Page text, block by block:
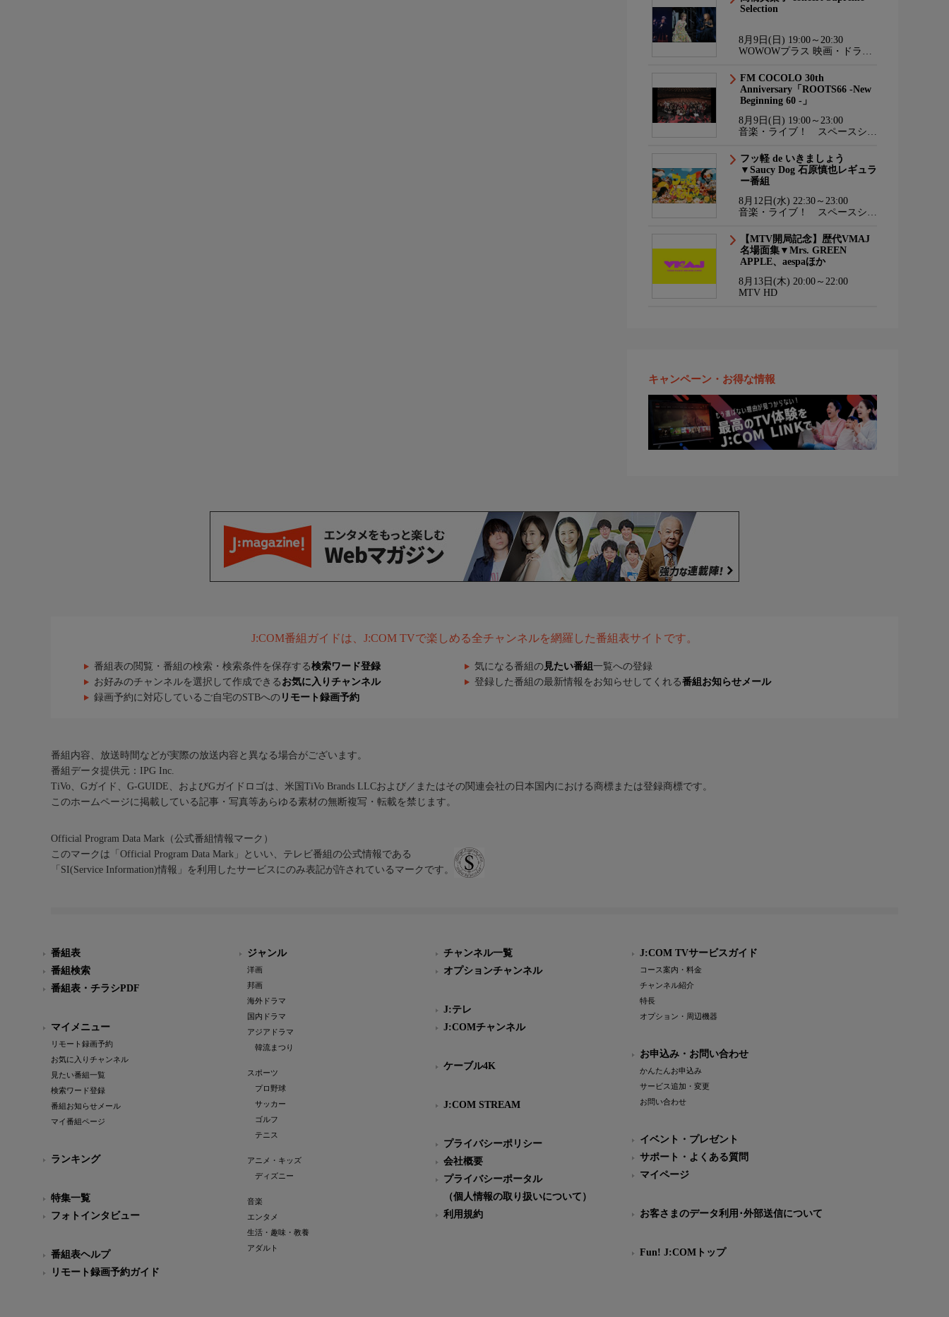
Selection
8月9日(日) 19:00～20:30
WOWOWプラス 映画・ドラ
FM COCOLO 30th
Anniversary「ROOTS66 -New
Beginning 60 -」
8月9日(日) 19:00～23:00
音楽・ライブ！ スペースシャ
フッ軽 de いきましょう
▼Saucy Dog 石原慎也レギュラ
ー番組
8月12日(水) 22:30～23:00
音楽・ライブ！ スペースシャ
【MTV開局記念】歴代VMAJ
名場面集▼Mrs. GREEN
APPLE、aespaほか
8月13日(木) 20:00～22:00
MTV HD
キャンペーン・お得な情報
J:COM番組ガイドは、J:COM TVで楽しめる全チャンネルを網羅した番組表サイトです。
番組表の閲覧・番組の検索・検索条件を保存する検索ワード登録 気になる番組の 見たい番組 一覧への登録
お好みのチャンネルを選択して作成できる お気に入りチャンネル 登録した番組の最新情報をお知らせしてくれる番組お知らせメール
録画予約に対応しているご自宅のSTBへの リモート録画予約
番組内容、放送時間などが実際の放送内容と異なる場合がございます。
番組データ提供元：IPG Inc.
TiVo、Gガイド、G-GUIDE、およびGガイドロゴは、米国TiVo Brands LLCおよび／またはその関連会社の日本国内における商標または登録商標です。
このホームページに掲載している記事・写真等あらゆる素材の無断複写・転載を禁じます。
Official Program Data Mark（公式番組情報マーク）
このマークは「Official Program Data Mark」といい、テレビ番組の公式情報である
「SI(Service Information)情報」を利用したサービスにのみ表記が許されているマークです。
番組表
番組検索
番組表・チラシPDF
マイメニュー
リモート録画予約
お気に入りチャンネル
見たい番組一覧
検索ワード登録
番組お知らせメール
マイ番組ページ
ランキング
特集一覧
フォトインタビュー
番組表ヘルプ
リモート録画予約ガイド
ジャンル
洋画
邦画
海外ドラマ
国内ドラマ
アジアドラマ
韓流まつり
スポーツ
プロ野球
サッカー
ゴルフ
テニス
アニメ・キッズ
ディズニー
音楽
エンタメ
生活・趣味・教養
アダルト
チャンネル一覧
オプションチャンネル
J:テレ
J:COMチャンネル
ケーブル4K
J:COM STREAM
プライバシーポリシー
会社概要
プライバシーポータル
（個人情報の取り扱いについて）
利用規約
J:COM TVサービスガイド
コース案内・料金
チャンネル紹介
特長
オプション・周辺機器
お申込み・お問い合わせ
かんたんお申込み
サービス追加・変更
お問い合わせ
イベント・プレゼント
サポート・よくある質問
マイページ
お客さまのデータ利用･外部送信について
Fun! J:COMトップ